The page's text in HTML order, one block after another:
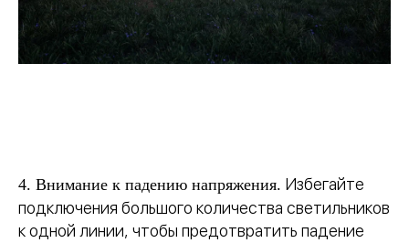
4. Внимание к падению напряжения. Избегайте
подключения большого количества светильников
к одной линии, чтобы предотвратить падение